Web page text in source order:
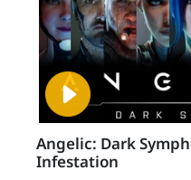
Angelic: Dark
Infestation